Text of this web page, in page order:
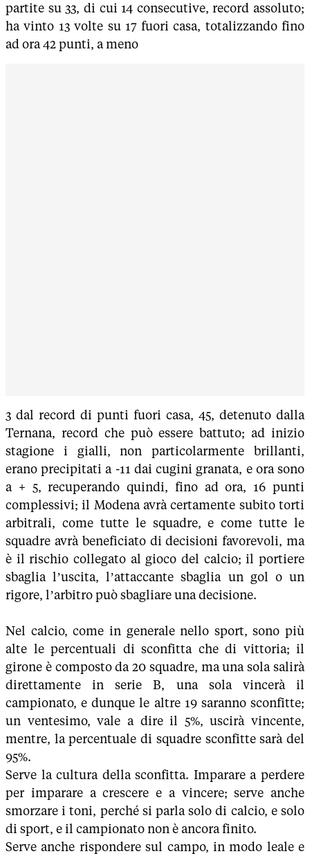
partite su 33, di cui 14 consecutive, record assoluto;
ha vinto 13 volte su 17 fuori casa, totalizzando fino
ad ora 42 punti, a meno
3 dal record di punti fuori casa, 45, detenuto dalla
Ternana, record che può essere battuto; ad inizio
stagione i gialli, non particolarmente brillanti,
erano precipitati a -11 dai cugini granata, e ora sono
a + 5, recuperando quindi, fino ad ora, 16 punti
complessivi; il Modena avrà certamente subito torti
arbitrali, come tutte le squadre, e come tutte le
squadre avrà beneficiato di decisioni favorevoli, ma
è il rischio collegato al gioco del calcio; il portiere
sbaglia l’uscita, l’attaccante sbaglia un gol o un
rigore, l’arbitro può sbagliare una decisione.
Nel calcio, come in generale nello sport, sono più
alte le percentuali di sconfitta che di vittoria; il
girone è composto da 20 squadre, ma una sola salirà
direttamente in serie B, una sola vincerà il
campionato, e dunque le altre 19 saranno sconfitte;
un ventesimo, vale a dire il 5%, uscirà vincente,
mentre, la percentuale di squadre sconfitte sarà del
95%.
Serve la cultura della sconfitta. Imparare a perdere
per imparare a crescere e a vincere; serve anche
smorzare i toni, perché si parla solo di calcio, e solo
di sport, e il campionato non è ancora finito.
Serve anche rispondere sul campo, in modo leale e